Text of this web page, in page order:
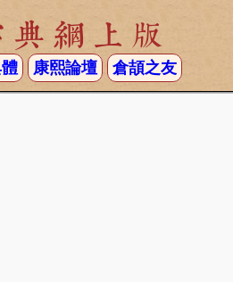
典網上版
康熙論壇 倉頡之友